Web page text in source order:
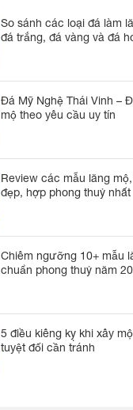
So sánh các loại đá làm
đá trắng, đá vàng và đá
Đá Mỹ Nghệ Thái Vinh –
mộ theo yêu cầu uy tín
Review các mẫu lăng
đẹp, hợp phong thuỷ nhất
Chiêm ngưỡng 10+ mẫu
chuẩn phong thuỷ năm
5 điều kiêng kỵ khi xây
tuyệt đối cần tránh